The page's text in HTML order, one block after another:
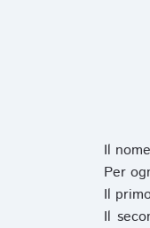
Il
Per
Il
Il